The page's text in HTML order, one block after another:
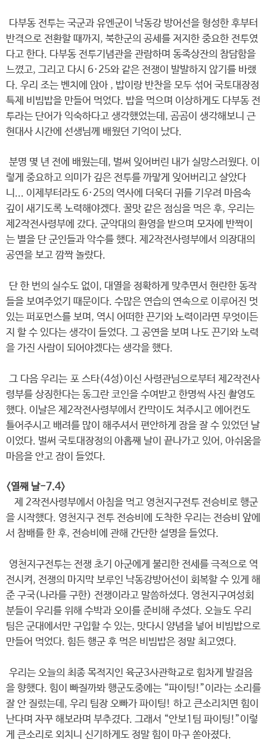
다부동 전투는 국군과 유엔군이 낙동강 방어선을 형성한 후부터
반격으로 전환할 때까지, 북한군의 공세를 저지한 중요한 전투였
다고 한다. 다부동 전투기념관을 관람하며 동족상잔의 참담함을
느꼈고, 그리고 다시 6·25와 같은 전쟁이 발발하지 않기를 바랬
다. 우리 조는 벤치에 앉아 , 밥이랑 반찬을 모두 섞어 국토대장정
특제 비빔밥을 만들어 먹었다. 밥을 먹으며 이상하게도 다부동 전
투라는 단어가 익숙하다고 생각했었는데, 곰곰이 생각해보니 근
현대사 시간에 선생님께 배웠던 기억이 났다.
분명 몇 년 전에 배웠는데, 벌써 잊어버린 내가 실망스러웠다. 이
렇게 중요하고 의미가 깊은 전투를 까맣게 잊어버리고 살았다
니... 이제부터라도 6·25의 역사에 더욱더 귀를 기우려 마음속
깊이 새기도록 노력해야겠다. 꿀맛 같은 점심을 먹은 후, 우리는
제2작전사령부에 갔다. 군악대의 환영을 받으며 모자에 반짝이
는 별을 단 군인들과 악수를 했다. 제2작전사령부에서 의장대의
공연을 보고 깜짝 놀랐다.
단 한 번의 실수도 없이, 대열을 정확하게 맞추면서 현란한 동작
들을 보여주었기 때문이다. 수많은 연습의 연속으로 이루어진 멋
있는 퍼포먼스를 보며, 역시 어떠한 끈기와 노력이라면 무엇이든
지 할 수 있다는 생각이 들었다. 그 공연을 보며 나도 끈기와 노력
을 가진 사람이 되어야겠다는 생각을 했다.
그 다음 우리는 포 스타(4성)이신 사령관님으로부터 제2작전사
령부를 상징한다는 동그란 코인을 수여받고 한명씩 사진 촬영도
했다. 이날은 제2작전사령부에서 칸막이도 쳐주시고 에어컨도
틀어주시고 배려를 많이 해주셔서 편안하게 잠을 잘 수 있었던 날
이었다. 벌써 국토대장정의 아홉째 날이 끝나가고 있어, 아쉬움을
마음을 안고 잠이 들었다.
<열째 날-7.4>
제 2작전사령부에서 아침을 먹고 영천지구전투 전승비로 행군
을 시작했다. 영천지구 전투 전승비에 도착한 우리는 전승비 앞에
서 참배를 한 후, 전승비에 관해 간단한 설명을 들었다.
영천지구전투는 전쟁 초기 아군에게 불리한 전세를 극적으로 역
전시켜, 전쟁의 마지막 보루인 낙동강방어선이 회복할 수 있게 해
준 구국(나라를 구한) 전쟁이라고 말씀하셨다. 영천지구여성회
분들이 우리를 위해 수박과 오이를 준비해 주셨다. 오늘도 우리
팀은 군대에서만 구입할 수 있는, 맛다시 양념을 넣어 비빔밥으로
만들어 먹었다. 힘든 행군 후 먹은 비빔밥은 정말 최고였다.
우리는 오늘의 최종 목적지인 육군3사관학교로 힘차게 발걸음
을 향했다. 힘이 빠질까봐 행군도중에는 “파이팅!”이라는 소리를
잘 안 질렀는데, 우리 팀장 오빠가 파이팅! 하고 큰소리치면 힘이
난다며 자꾸 해보라며 부추겼다. 그래서 “안보1팀 파이팅!”이렇
게 큰소리로 외치니 신기하게도 정말 힘이 마구 쏟아졌다.